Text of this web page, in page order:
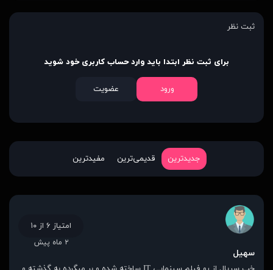
ثبت نظر
برای ثبت نظر ابتدا باید وارد حساب کاربری خود شوید
ورود عضویت
جدیدترین قدیمی‌ترین مفیدترین
سهیل
امتیاز ۶ از ۱۰
۲ ماه پیش